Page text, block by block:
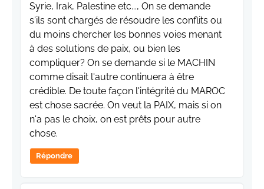
Syrie, Irak, Palestine etc..., On se demande
s'ils sont chargés de résoudre les conflits ou
du moins chercher les bonnes voies menant
à des solutions de paix, ou bien les
compliquer? On se demande si le MACHIN
comme disait l'autre continuera à être
crédible. De toute façon l'intégrité du MAROC
est chose sacrée. On veut la PAIX, mais si on
n'a pas le choix, on est prêts pour autre
chose.
Répondre